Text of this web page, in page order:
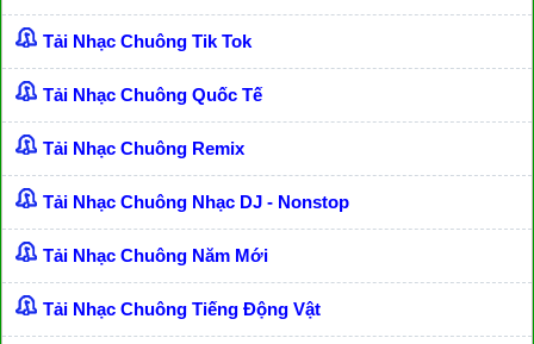
Tải Nhạc Chuông Tik Tok
Tải Nhạc Chuông Quốc Tế
Tải Nhạc Chuông Remix
Tải Nhạc Chuông Nhạc DJ - Nonstop
Tải Nhạc Chuông Năm Mới
Tải Nhạc Chuông Tiếng Động Vật